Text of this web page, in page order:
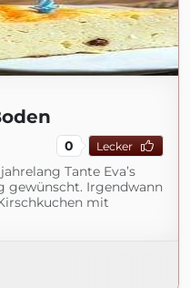
0 Lecker
Tante Eva’s
gewünscht. Irgendwann
mit